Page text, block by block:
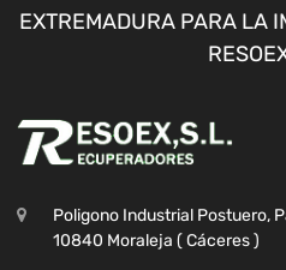
EXTREMADURA PARA LA
Poligono Industrial Postuero,
10840 Moraleja ( Cáceres )